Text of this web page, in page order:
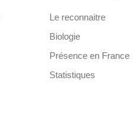
Le reconnaitre
Biologie
Présence en France
Statistiques